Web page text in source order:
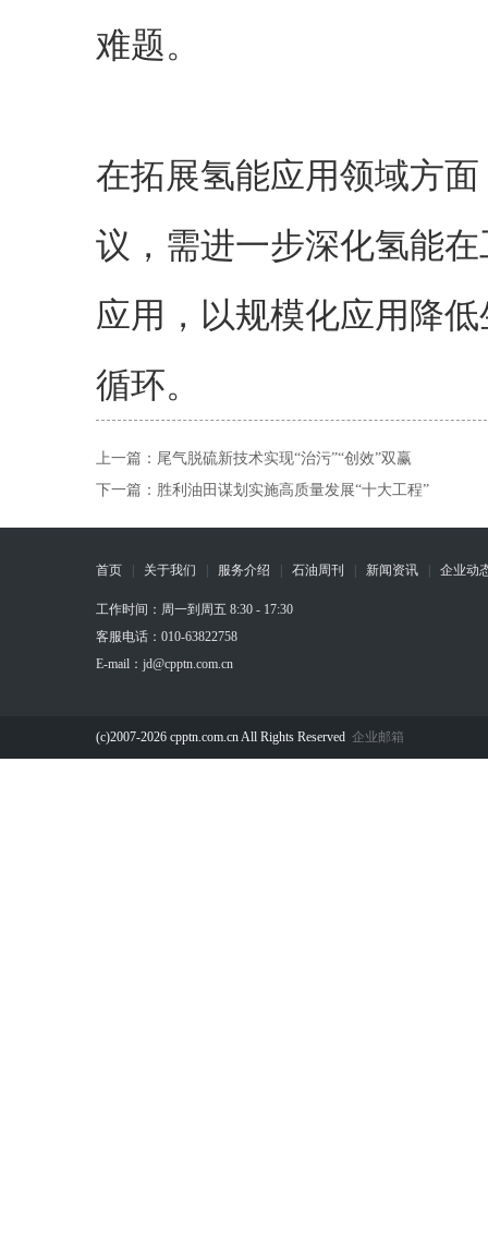
难题。
在拓展氢能应用领域方
议，需进一步深化氢能
应用，以规模化应用降
循环。
上一篇： 尾气脱硫新技术实现“治污”“创效”双赢
下一篇： 胜利油田谋划实施高质量发展“十大工程”
首页 关于我们 服务介绍 石油周刊 新闻资讯 企业动
工作时间：周一到周五 8:30 - 17:30
客服电话：010-63822758
E-mail：jd@cpptn.com.cn
(c)2007-2026 cpptn.com.cn All Rights Reserved 企业邮箱